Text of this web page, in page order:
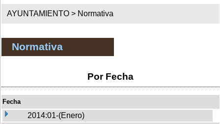
AYUNTAMIENTO > Normativa
Normativa
Por Fecha
Fecha
2014:01-(Enero)